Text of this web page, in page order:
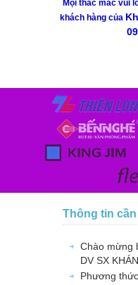
Mọi thắc mắc vui
khách hàng của
Thông tin
Chào mừng
DV SX
Phương